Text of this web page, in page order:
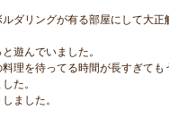
ダリングが有る部屋にして大正
と遊んでいました。
理を待ってる時間が長すぎても
た。
ました。